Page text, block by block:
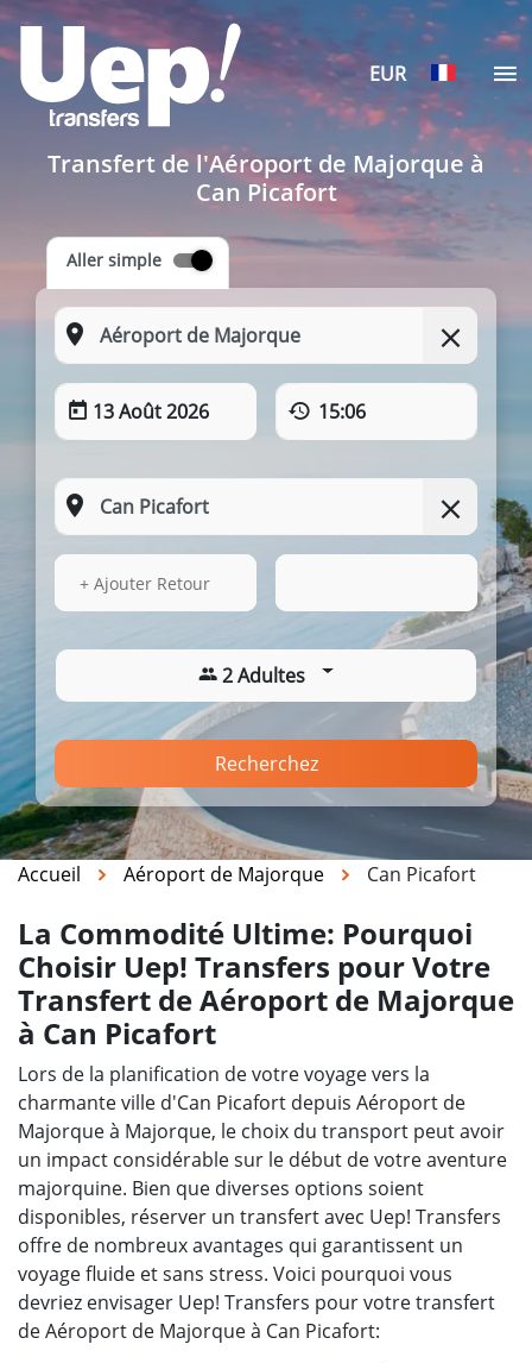
EUR
Transfert de l'Aéroport de Majorque à
Can Picafort
Aller simple
13 Août 2026 15:06
13 Août 2026
+ Ajouter Retour
2 Adultes
Recherchez
Accueil Aéroport de Majorque Can Picafort
La Commodité Ultime: Pourquoi
Choisir Uep! Transfers pour Votre
Transfert de Aéroport de Majorque
à Can Picafort
Lors de la planification de votre voyage vers la
charmante ville d'Can Picafort depuis Aéroport de
Majorque à Majorque, le choix du transport peut avoir
un impact considérable sur le début de votre aventure
majorquine. Bien que diverses options soient
disponibles, réserver un transfert avec Uep! Transfers
offre de nombreux avantages qui garantissent un
voyage fluide et sans stress. Voici pourquoi vous
devriez envisager Uep! Transfers pour votre transfert
de Aéroport de Majorque à Can Picafort: